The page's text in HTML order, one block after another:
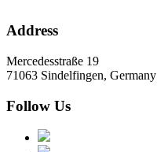
Address
Mercedesstraße 19
71063 Sindelfingen, Germany
Follow Us